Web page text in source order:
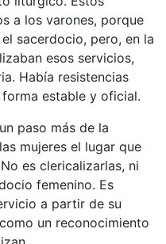
a los varones, porque
sacerdocio, pero, en la
esos servicios,
Había resistencias
estable y oficial.
paso más de la
mujeres el lugar que
es clericalizarlas, ni
femenino. Es
a partir de su
un reconocimiento